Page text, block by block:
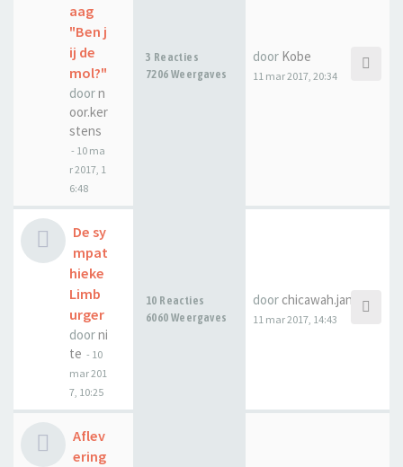
aag
"Ben j
ij de
mol?"
doorn
oor.ker
stens
- 10 ma
r 2017, 1
6:48
3 Reacties
7206 Weergaves
door Kobe
11 mar 2017, 20:34
De sy
mpat
hieke
Limb
urger
doorni
te - 10
mar 201
7, 10:25
10 Reacties
6060 Weergaves
door chicawah.janssen
11 mar 2017, 14:43
Aflev
ering